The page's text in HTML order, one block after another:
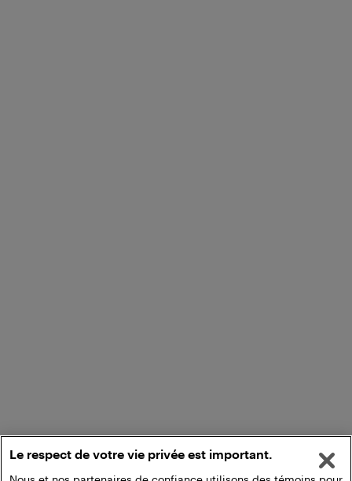
Le respect de votre vie privée est important.